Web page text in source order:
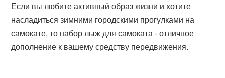
Если вы любите активный образ жизни и хотите
насладиться зимними городскими прогулками на
самокате, то набор лыж для самоката - отличное
дополнение к вашему средству передвижения.